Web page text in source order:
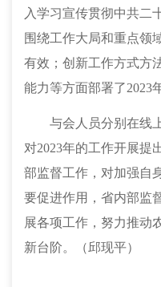
入学习宣传贯彻中共二
围绕工作大局和重点领
有效；创新工作方式方
能力等方面部署了2023
与会人员分别在线
对2023年的工作开展提
部监督工作，对加强自
要促进作用，省内部监
展各项工作，努力推动
新台阶。
（邱现平）